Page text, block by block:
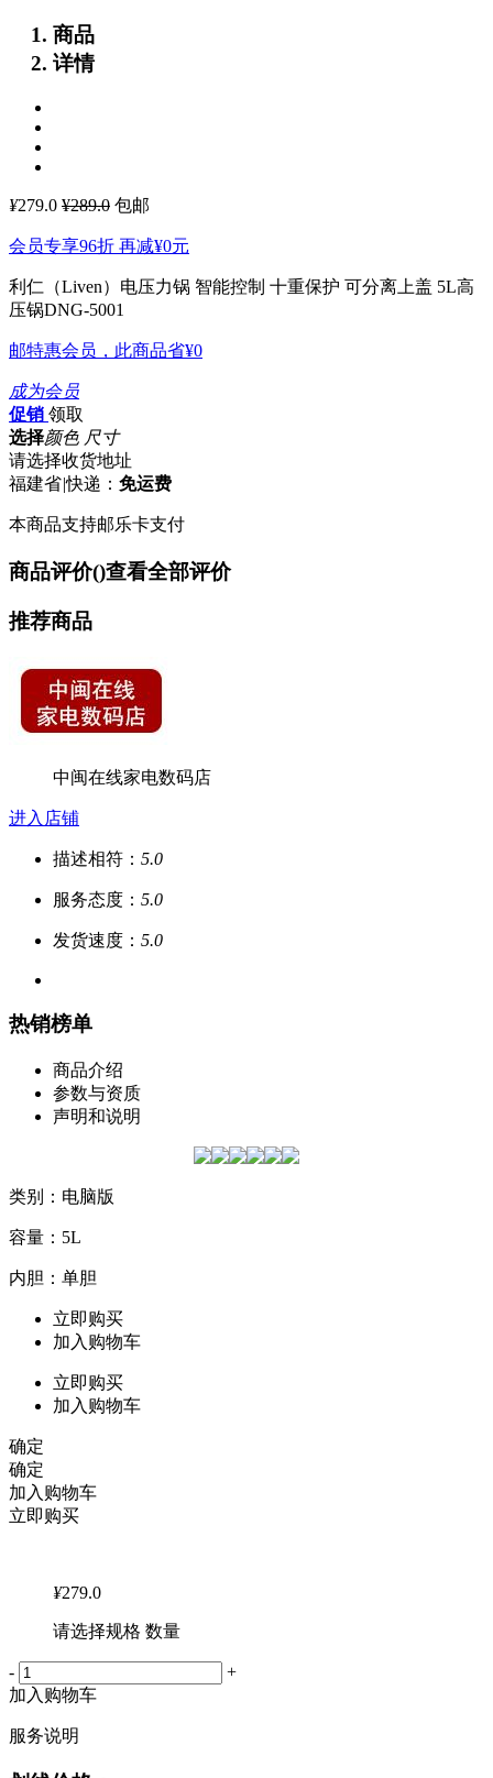
商品
详情
¥279.0 ¥289.0 包邮
会员专享96折 再减¥0元
利仁（Liven）电压力锅 智能控制 十重保护 可分离上盖 5L高
压锅DNG-5001
邮特惠会员，此商品省¥0
成为会员
促销 领取
选择颜色 尺寸
请选择收货地址
福建省|快递： 免运费
本商品支持邮乐卡支付
商品评价()查看全部评价
推荐商品
中闽在线家电数码店
进入店铺
描述相符： 5.0
服务态度： 5.0
发货速度： 5.0
热销榜单
商品介绍
参数与资质
声明和说明
类别：电脑版
容量：5L
内胆：单胆
立即购买
加入购物车
立即购买
加入购物车
确定
确定
加入购物车
立即购买
¥279.0
请选择规格 数量
-
+
加入购物车
服务说明